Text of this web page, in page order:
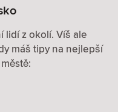
lidí z okolí. Víš ale
máš tipy na nejlepší